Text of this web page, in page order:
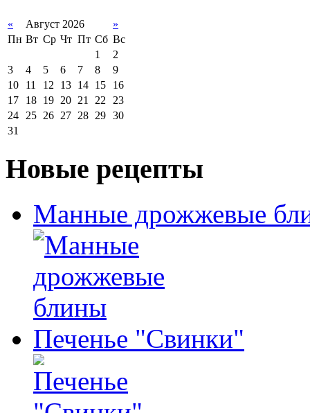
« Август 2026
»
Пн Вт Ср Чт Пт Сб Вс
1
2
3
4 5 6 7 8
9
10
11 12 13 14 15
16
17
18 19 20 21 22 23
24 25 26 27 28 29 30
31
Новые рецепты
Манные дрожжевые
Печенье "Свинки"